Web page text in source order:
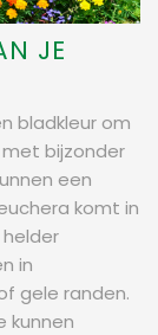
JE
bladkleur om
bijzonder
een
komt in
in
gele randen.
kunnen